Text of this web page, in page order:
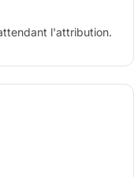
l'attribution.